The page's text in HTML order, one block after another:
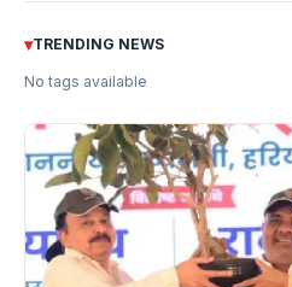
▾TRENDING NEWS
No tags available